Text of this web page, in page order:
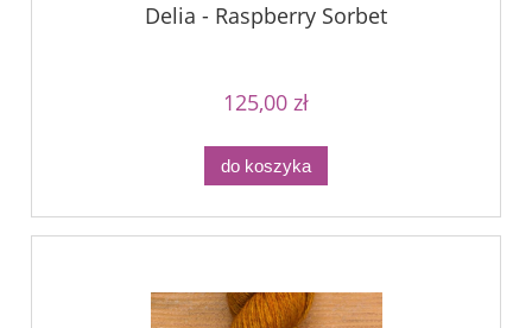
Delia - Raspberry Sorbet
125,00 zł
do koszyka